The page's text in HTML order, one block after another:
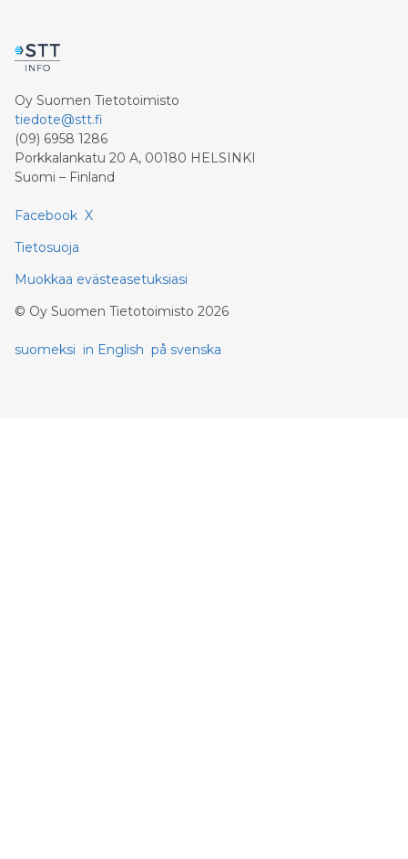
Oy Suomen Tietotoimisto
tiedote@stt.fi
(09) 6958 1286
Porkkalankatu 20 A, 00180 HELSINKI
Suomi – Finland
Facebook X
Tietosuoja
Muokkaa evästeasetuksiasi
© Oy Suomen Tietotoimisto 2026
suomeksi in English på svenska